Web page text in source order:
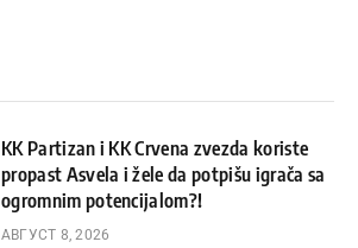
KK Partizan i KK Crvena zvezda koriste
propast Asvela i žele da potpišu igrača sa
ogromnim potencijalom?!
АВГУСТ 8, 2026